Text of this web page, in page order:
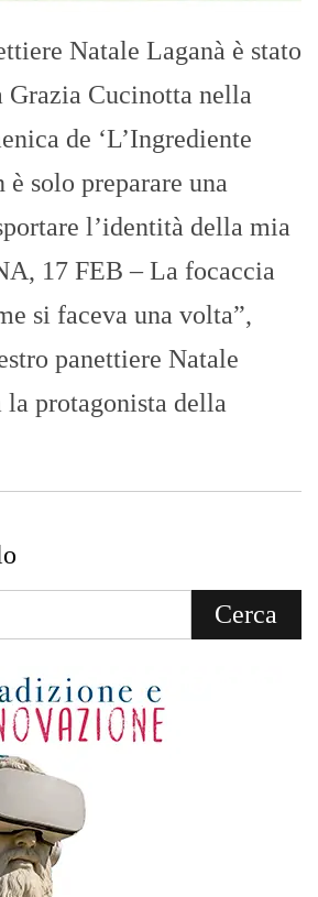
Natale Laganà è stato
Cucinotta nella
de ‘L’Ingrediente
è solo preparare una
l’identità della mia
17 FEB – La focaccia
si faceva una volta”,
panettiere Natale
la protagonista della